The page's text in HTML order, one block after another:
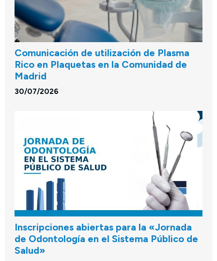
Comunicación de utilización de Plasma
Rico en Plaquetas en la Comunidad de
Madrid
30/07/2026
Inscripciones abiertas para la «Jornada
de Odontología en el Sistema Público de
Salud»